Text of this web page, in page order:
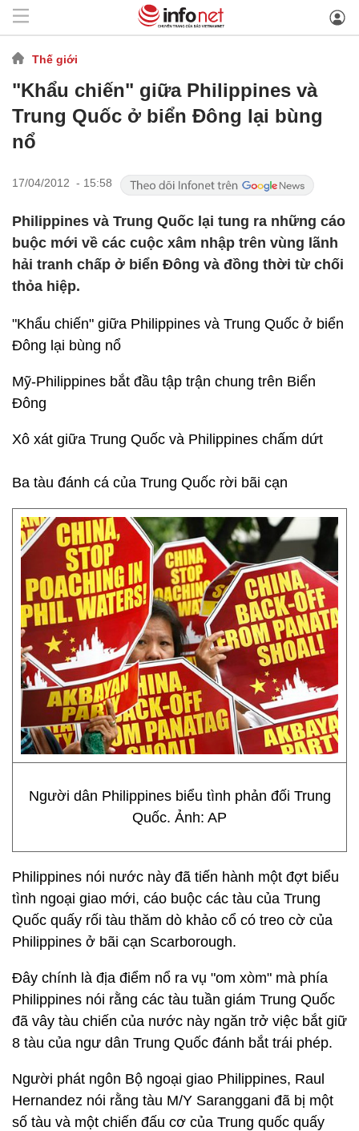
Thế giới
"Khẩu chiến" giữa Philippines và
Trung Quốc ở biển Đông lại bùng
nổ
17/04/2012 - 15:58
Philippines và Trung Quốc lại tung ra những cáo
buộc mới về các cuộc xâm nhập trên vùng lãnh
hải tranh chấp ở biển Đông và đồng thời từ chối
thỏa hiệp.
"Khẩu chiến" giữa Philippines và Trung Quốc ở biển
Đông lại bùng nổ
Mỹ-Philippines bắt đầu tập trận chung trên Biển
Đông
Xô xát giữa Trung Quốc và Philippines chấm dứt
Ba tàu đánh cá của Trung Quốc rời bãi cạn
Người dân Philippines biểu tình phản đối Trung
Quốc. Ảnh: AP
Philippines nói nước này đã tiến hành một đợt biểu
tình ngoại giao mới, cáo buộc các tàu của Trung
Quốc quấy rối tàu thăm dò khảo cổ có treo cờ của
Philippines ở bãi cạn Scarborough.
Đây chính là địa điểm nổ ra vụ "om xòm" mà phía
Philippines nói rằng các tàu tuần giám Trung Quốc
đã vây tàu chiến của nước này ngăn trở việc bắt giữ
8 tàu của ngư dân Trung Quốc đánh bắt trái phép.
Người phát ngôn Bộ ngoại giao Philippines, Raul
Hernandez nói rằng tàu M/Y Saranggani đã bị một
số tàu và một chiến đấu cơ của Trung quốc quấy